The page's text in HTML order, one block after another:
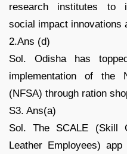
research institutes to
social impact innovations
2.Ans (d)
Sol. Odisha has
implementation of the
(NFSA) through ration
S3. Ans(a)
Sol. The SCALE (Skill
Leather Employees)